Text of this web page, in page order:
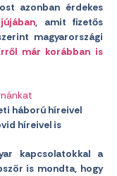
azonban érdekes
, amit fizetős
magyarországi
már korábban is
háború híreivel
híreivel is
kapcsolatokkal a
is mondta, hogy